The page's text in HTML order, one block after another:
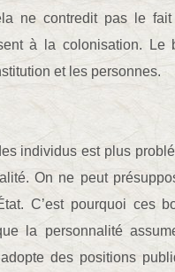
ne contredit pas le
à la colonisation.
et les personnes.
individus est plus
On ne peut
C’est pourquoi ces
la personnalité
des positions